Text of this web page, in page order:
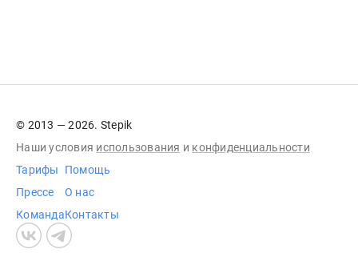
© 2013 — 2026. Stepik
Наши условия использования и конфиденциальности
Тарифы
Прессе
Команда
Помощь
О нас
Контакты